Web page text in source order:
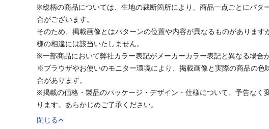
※総柄の商品については、生地の裁断箇所により、商品一点ごとにパタ
合がございます。
そのため、掲載画像とはパターンの位置や内容が異なるものがあります
様の相違には該当いたしません。
※一部商品において弊社カラー表記がメーカーカラー表記と異なる場合
※ブラウザやお使いのモニター環境により、掲載画像と実際の商品の色
合があります。
※掲載の価格・製品のパッケージ・デザイン・仕様について、予告なく
ります。あらかじめご了承ください。
閉じる